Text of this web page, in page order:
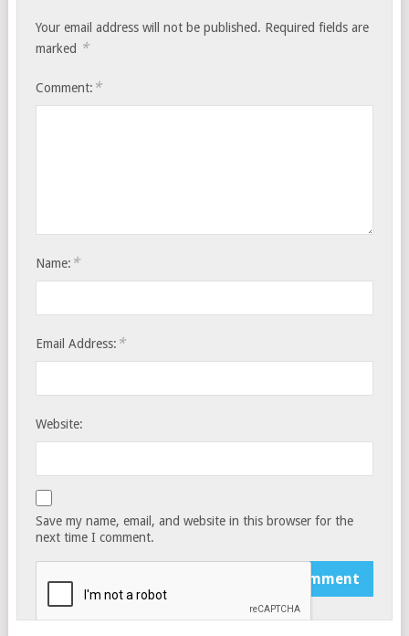
Your email address will not be published. Required fields are
marked *
Comment: *
Name: *
Email Address: *
Website:
Save my name, email, and website in this browser for the
next time I comment.